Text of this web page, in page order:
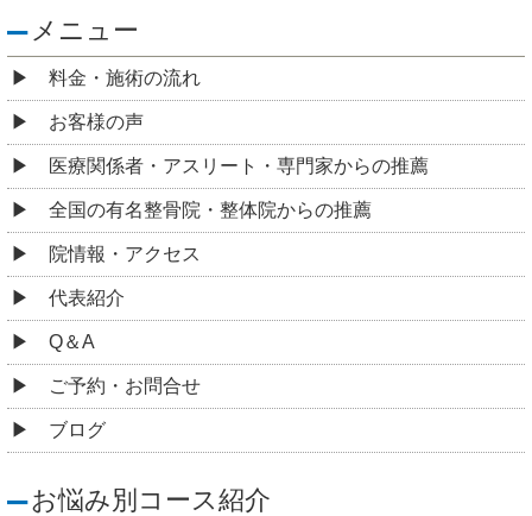
メニュー
料金・施術の流れ
お客様の声
医療関係者・アスリート・専門家からの推薦
全国の有名整骨院・整体院からの推薦
院情報・アクセス
代表紹介
Q＆A
ご予約・お問合せ
ブログ
お悩み別コース紹介